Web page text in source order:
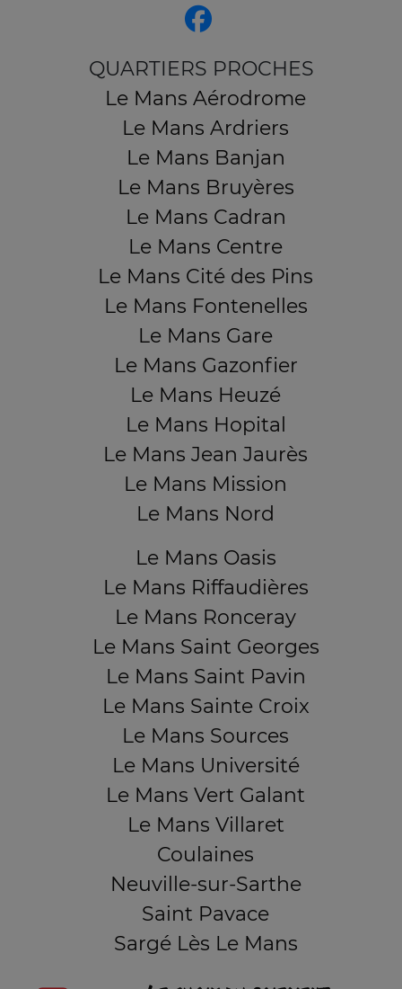
QUARTIERS PROCHES
Le Mans Aérodrome
Le Mans Ardriers
Le Mans Banjan
Le Mans Bruyères
Le Mans Cadran
Le Mans Centre
Le Mans Cité des Pins
Le Mans Fontenelles
Le Mans Gare
Le Mans Gazonfier
Le Mans Heuzé
Le Mans Hopital
Le Mans Jean Jaurès
Le Mans Mission
Le Mans Nord
Le Mans Oasis
Le Mans Riffaudières
Le Mans Ronceray
Le Mans Saint Georges
Le Mans Saint Pavin
Le Mans Sainte Croix
Le Mans Sources
Le Mans Université
Le Mans Vert Galant
Le Mans Villaret
Coulaines
Neuville-sur-Sarthe
Saint Pavace
Sargé Lès Le Mans